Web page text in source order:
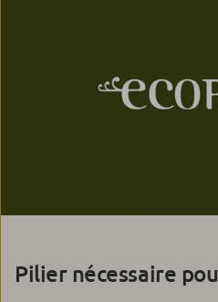
Pilier nécessaire